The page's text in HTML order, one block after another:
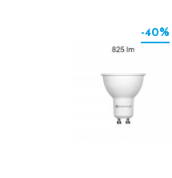
-40%